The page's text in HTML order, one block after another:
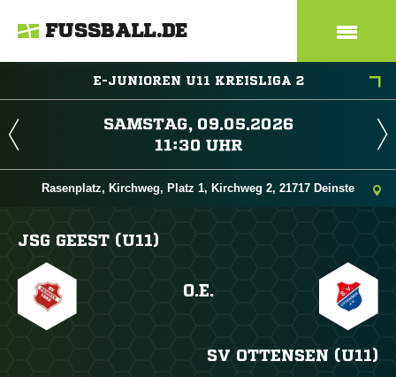
FUSSBALL.DE
E-JUNIOREN U11 KREISLIGA 2
 
 
Rasenplatz, Kirchweg, Platz 1, Kirchweg 2, 21717 Deinste
JSG GEEST (U11)
O.E.
SV OTTENSEN (U11)